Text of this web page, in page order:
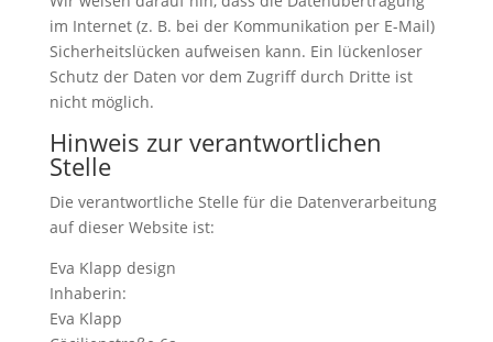
im Internet (z. B. bei der Kommunikation per E-Mail)
Sicherheitslücken aufweisen kann. Ein lückenloser
Schutz der Daten vor dem Zugriff durch Dritte ist
nicht möglich.
Hinweis zur verantwortlichen
Stelle
Die verantwortliche Stelle für die Datenverarbeitung
auf dieser Website ist:
Eva Klapp design
Inhaberin:
Eva Klapp